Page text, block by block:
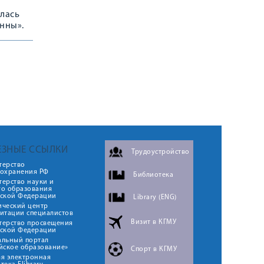
ССЫЛКИ
РФ
науки и
образования
Федерации
центр
специалистов
просвещения
Федерации
портал
образование»
электронная
Трудоустройство
Библиотека
Library (ENG)
Визит в КГМУ
Спорт в КГМУ